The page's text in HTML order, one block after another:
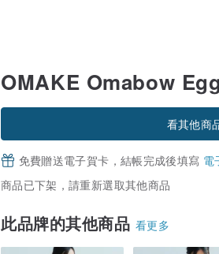
OMAKE Omabow
看其他商
免費贈送電子賀卡，結帳完成後填寫 電
商品已下架，請重新選取其他商品
此品牌的其他商品 看更多